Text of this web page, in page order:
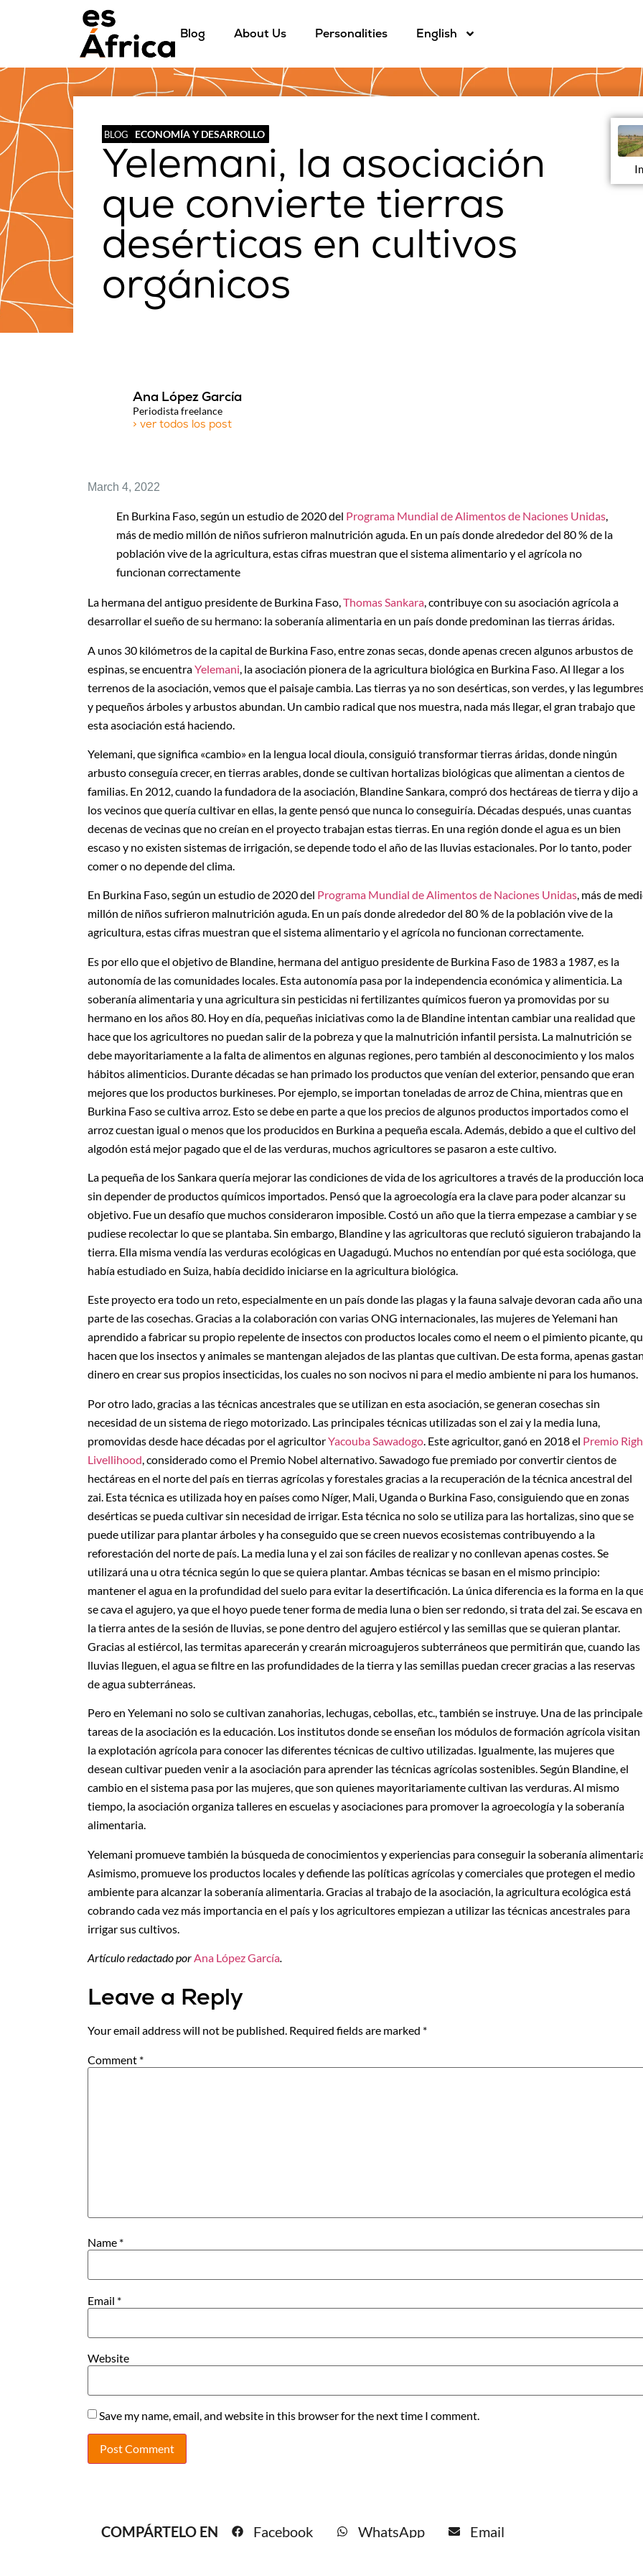
Blog About Us Personalities English
BLOG ECONOMÍA Y DESARROLLO
Yelemani, la asociación
que convierte tierras
desérticas en cultivos
orgánicos
Ana López García
Periodista freelance
> ver todos los post
March 4, 2022
En Burkina Faso, según un estudio de 2020 del Programa Mundial de Alimentos de Naciones Unidas,
más de medio millón de niños sufrieron malnutrición aguda. En un país donde alrededor del 80 % de la
población vive de la agricultura, estas cifras muestran que el sistema alimentario y el agrícola no
funcionan correctamente
La hermana del antiguo presidente de Burkina Faso,Thomas Sankara, contribuye con su asociación agrícola a
desarrollar el sueño de su hermano: la soberanía alimentaria en un país donde predominan las tierras áridas.
A unos 30 kilómetros de la capital de Burkina Faso, entre zonas secas, donde apenas crecen algunos arbustos de
espinas, se encuentraYelemani , la asociación pionera de la agricultura biológica en Burkina Faso. Al llegar a los
terrenos de la asociación, vemos que el paisaje cambia. Las tierras ya no son desérticas, son verdes, y las
y pequeños árboles y arbustos abundan. Un cambio radical que nos muestra, nada más llegar, el gran trabajo que
esta asociación está haciendo.
Yelemani, que significa «cambio» en la lengua local dioula, consiguió transformar tierras áridas, donde ningún
arbusto conseguía crecer, en tierras arables, donde se cultivan hortalizas biológicas que alimentan a cientos de
familias. En 2012, cuando la fundadora de la asociación, Blandine Sankara, compró dos hectáreas de tierra y dijo a
los vecinos que quería cultivar en ellas, la gente pensó que nunca lo conseguiría. Décadas después, unas cuantas
decenas de vecinas que no creían en el proyecto trabajan estas tierras. En una región donde el agua es un bien
escaso y no existen sistemas de irrigación, se depende todo el año de las lluvias estacionales. Por lo tanto, poder
comer o no depende del clima.
En Burkina Faso, según un estudio de 2020 del Programa Mundial de Alimentos de Naciones Unidas, más de
millón de niños sufrieron malnutrición aguda. En un país donde alrededor del 80 % de la población vive de la
agricultura, estas cifras muestran que el sistema alimentario y el agrícola no funcionan correctamente.
Es por ello que el objetivo de Blandine, hermana del antiguo presidente de Burkina Faso de 1983 a 1987, es la
autonomía de las comunidades locales. Esta autonomía pasa por la independencia económica y alimenticia. La
soberanía alimentaria y una agricultura sin pesticidas ni fertilizantes químicos fueron ya promovidas por su
hermano en los años 80. Hoy en día, pequeñas iniciativas como la de Blandine intentan cambiar una realidad que
hace que los agricultores no puedan salir de la pobreza y que la malnutrición infantil persista. La malnutrición se
debe mayoritariamente a la falta de alimentos en algunas regiones, pero también al desconocimiento y los malos
hábitos alimenticios. Durante décadas se han primado los productos que venían del exterior, pensando que eran
mejores que los productos burkineses. Por ejemplo, se importan toneladas de arroz de China, mientras que en
Burkina Faso se cultiva arroz. Esto se debe en parte a que los precios de algunos productos importados como el
arroz cuestan igual o menos que los producidos en Burkina a pequeña escala. Además, debido a que el cultivo del
algodón está mejor pagado que el de las verduras, muchos agricultores se pasaron a este cultivo.
La pequeña de los Sankara quería mejorar las condiciones de vida de los agricultores a través de la producción
sin depender de productos químicos importados. Pensó que la agroecología era la clave para poder alcanzar su
objetivo. Fue un desafío que muchos consideraron imposible. Costó un año que la tierra empezase a cambiar y se
pudiese recolectar lo que se plantaba. Sin embargo, Blandine y las agricultoras que reclutó siguieron trabajando la
tierra. Ella misma vendía las verduras ecológicas en Uagadugú. Muchos no entendían por qué esta socióloga, que
había estudiado en Suiza, había decidido iniciarse en la agricultura biológica.
Este proyecto era todo un reto, especialmente en un país donde las plagas y la fauna salvaje devoran cada año una
parte de las cosechas. Gracias a la colaboración con varias ONG internacionales, las mujeres de Yelemani han
aprendido a fabricar su propio repelente de insectos con productos locales como el neem o el pimiento picante,
hacen que los insectos y animales se mantengan alejados de las plantas que cultivan. De esta forma, apenas
dinero en crear sus propios insecticidas, los cuales no son nocivos ni para el medio ambiente ni para los humanos.
Por otro lado, gracias a las técnicas ancestrales que se utilizan en esta asociación, se generan cosechas sin
necesidad de un sistema de riego motorizado. Las principales técnicas utilizadas son el zai y la media luna,
promovidas desde hace décadas por el agricultorYacouba Sawadogo. Este agricultor, ganó en 2018 el Premio
Livellihood, considerado como el Premio Nobel alternativo. Sawadogo fue premiado por convertir cientos de
hectáreas en el norte del país en tierras agrícolas y forestales gracias a la recuperación de la técnica ancestral del
zai. Esta técnica es utilizada hoy en países como Níger, Mali, Uganda o Burkina Faso, consiguiendo que en zonas
desérticas se pueda cultivar sin necesidad de irrigar. Esta técnica no solo se utiliza para las hortalizas, sino que se
puede utilizar para plantar árboles y ha conseguido que se creen nuevos ecosistemas contribuyendo a la
reforestación del norte de país. La media luna y el zai son fáciles de realizar y no conllevan apenas costes. Se
utilizará una u otra técnica según lo que se quiera plantar. Ambas técnicas se basan en el mismo principio:
mantener el agua en la profundidad del suelo para evitar la desertificación. La única diferencia es la forma en la
se cava el agujero, ya que el hoyo puede tener forma de media luna o bien ser redondo, si trata del zai. Se escava en
la tierra antes de la sesión de lluvias, se pone dentro del agujero estiércol y las semillas que se quieran plantar.
Gracias al estiércol, las termitas aparecerán y crearán microagujeros subterráneos que permitirán que, cuando las
lluvias lleguen, el agua se filtre en las profundidades de la tierra y las semillas puedan crecer gracias a las reservas
de agua subterráneas.
Pero en Yelemani no solo se cultivan zanahorias, lechugas, cebollas, etc., también se instruye. Una de las
tareas de la asociación es la educación. Los institutos donde se enseñan los módulos de formación agrícola visitan
la explotación agrícola para conocer las diferentes técnicas de cultivo utilizadas. Igualmente, las mujeres que
desean cultivar pueden venir a la asociación para aprender las técnicas agrícolas sostenibles. Según Blandine, el
cambio en el sistema pasa por las mujeres, que son quienes mayoritariamente cultivan las verduras. Al mismo
tiempo, la asociación organiza talleres en escuelas y asociaciones para promover la agroecología y la soberanía
alimentaria.
Yelemani promueve también la búsqueda de conocimientos y experiencias para conseguir la soberanía
Asimismo, promueve los productos locales y defiende las políticas agrícolas y comerciales que protegen el medio
ambiente para alcanzar la soberanía alimentaria. Gracias al trabajo de la asociación, la agricultura ecológica está
cobrando cada vez más importancia en el país y los agricultores empiezan a utilizar las técnicas ancestrales para
irrigar sus cultivos.
Artículo redactado porAna López García.
Leave a Reply
Your email address will not be published. Required fields are marked *
Comment *
Name *
Email *
Website
Save my name, email, and website in this browser for the next time I comment.
COMPÁRTELO EN Facebook WhatsApp Email